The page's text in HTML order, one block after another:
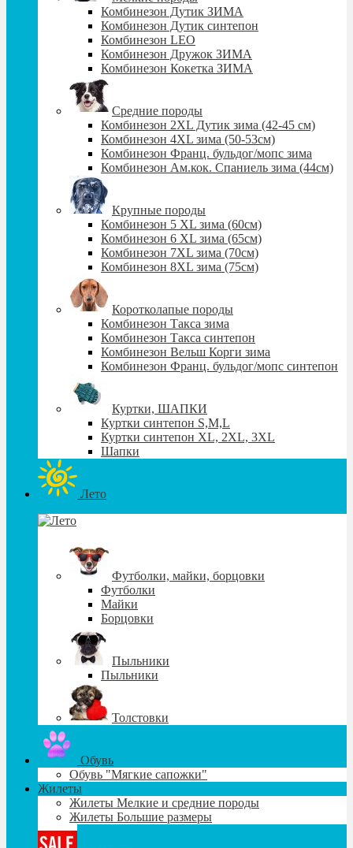
Комбинезон Дутик ЗИМА
Комбинезон Дутик синтепон
Комбинезон LEO
Комбинезон Дружок ЗИМА
Комбинезон Кокетка ЗИМА
Средние породы
Комбинезон 2XL Дутик зима (42-45 см)
Комбинезон 4XL зима (50-53см)
Комбинезон Франц. бульдог/мопс зима
Комбинезон Ам.кок. Спаниель зима (44см)
Крупные породы
Комбинезон 5 XL зима (60cм)
Комбинезон 6 XL зима (65cм)
Комбинезон 7XL зима (70см)
Комбинезон 8XL зима (75см)
Коротколапые породы
Комбинезон Такса зима
Комбинезон Такса синтепон
Комбинезон Вельш Корги зима
Комбинезон Франц. бульдог/мопс синтепон
Куртки, ШАПКИ
Куртки синтепон S,М,L
Куртки синтепон XL, 2XL, 3XL
Шапки
Лето
Футболки, майки, борцовки
Футболки
Майки
Борцовки
Пыльники
Пыльники
Толстовки
Обувь
Обувь "Мягкие сапожки"
Жилеты
Жилеты Мелкие и средние породы
Жилеты Большие размеры